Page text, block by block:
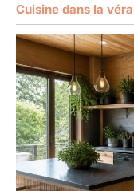
Cuisine dans la